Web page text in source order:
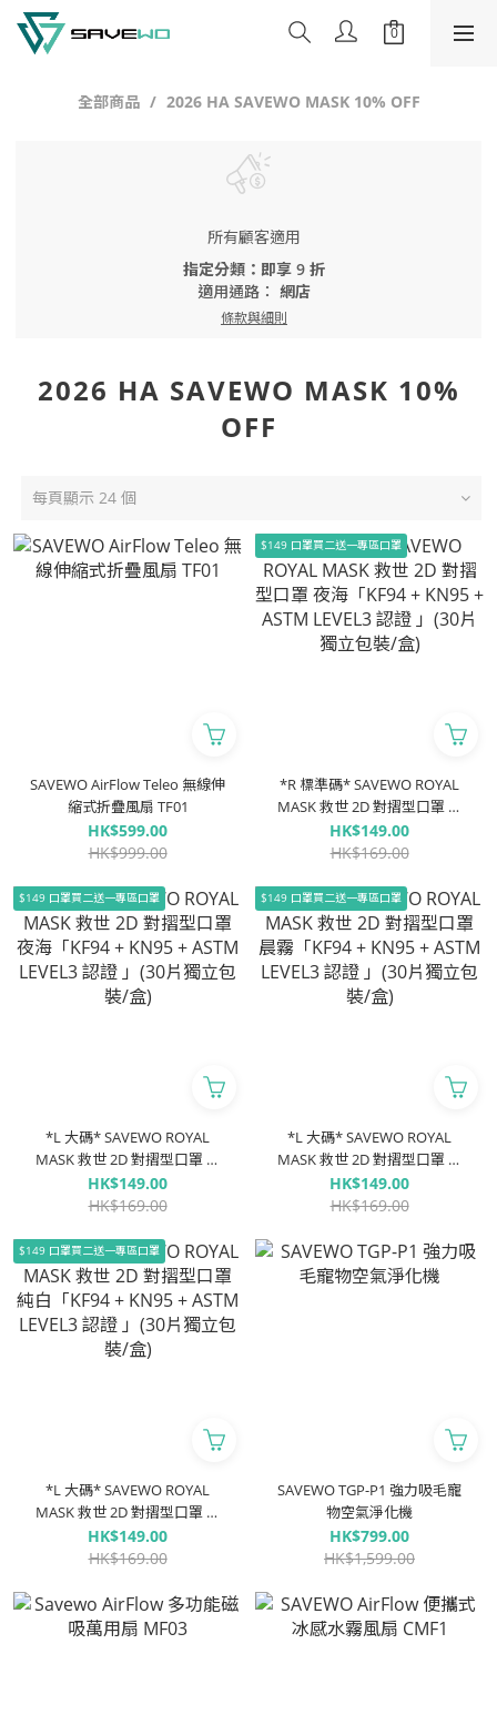
全部商品 2026 HA SAVEWO MASK 10% OFF
所有顧客適用
指定分類：即享 9 折
適用通路： 網店
條款與細則
2026 HA SAVEWO MASK 10%
OFF
每頁顯示 24 個
SAVEWO AirFlow Teleo 無線伸
縮式折疊風扇 TF01
HK$599.00
HK$999.00
$149 口罩買二送一專區口罩
*R 標準碼* SAVEWO ROYAL
MASK 救世 2D 對摺型口罩 夜
海「KF94 + KN95 + ASTM
LEVEL3 認證 」(30片獨立包裝/
HK$149.00
HK$169.00
$149 口罩買二送一專區口罩
*L 大碼* SAVEWO ROYAL
MASK 救世 2D 對摺型口罩 夜
海「KF94 + KN95 + ASTM
LEVEL3 認證 」(30片獨立包裝/
HK$149.00
HK$169.00
$149 口罩買二送一專區口罩
*L 大碼* SAVEWO ROYAL
MASK 救世 2D 對摺型口罩 晨
霧「KF94 + KN95 + ASTM
LEVEL3 認證 」(30片獨立包裝/
HK$149.00
HK$169.00
$149 口罩買二送一專區口罩
*L 大碼* SAVEWO ROYAL
MASK 救世 2D 對摺型口罩 純
白「KF94 + KN95 + ASTM
LEVEL3 認證 」(30片獨立包裝/
HK$149.00
HK$169.00
SAVEWO TGP-P1 強力吸毛寵
物空氣淨化機
HK$799.00
HK$1,599.00